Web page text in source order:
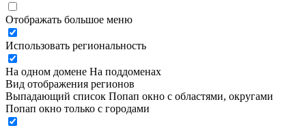
Отображать большое меню
Использовать региональность
На одном домене На поддоменах
Вид отображения регионов
Выпадающий список Попап окно c областями, округами
Попап окно только с городами